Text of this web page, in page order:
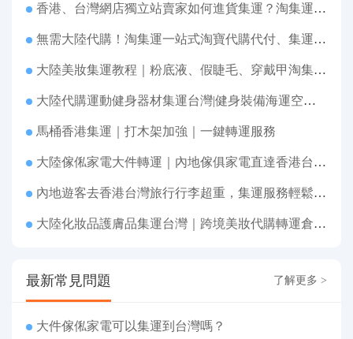
香港、台灣網店獨立站賣家如何進貨集運？淘集運一站式採購轉運方案
無需大陸代購！淘集運一站式淘寶代購代付、集運轉運直達台灣
大陸美妝集運教程｜粉底液、假睫毛、穿戴甲淘集運香港台灣轉運&台灣代購完整指南
大陸代購運動健身器材集運台灣|健身裝備海運空運直送、送貨到府
馬桶香港集運｜打木架加強｜一鍵轉運服務
大陸傢俬家電大件轉運｜內地傢俱家電直達香港台灣送貨上府
內地遊客去香港台灣旅行行李超重，集運服務輕鬆解決搬運難題
大陸化妝品護膚品集運台灣｜跨境美妝代購轉運倉直寄台灣
最新常見問題 了解更多 >
大件傢俬家電可以集運到台灣嗎？